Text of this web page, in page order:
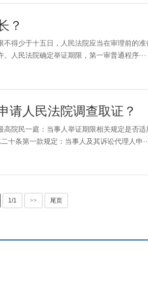
？
得少于十五日，人民法院应当在审理前的
人民法院确定举证期限，第一审普通程序···
请人民法院调查取证？
院民一庭：当事人举证期限相关规定是否
十条第一款规定：当事人及其诉讼代理人申
1/1 >> 尾页